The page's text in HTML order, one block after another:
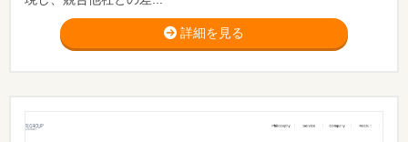
詳細を見る